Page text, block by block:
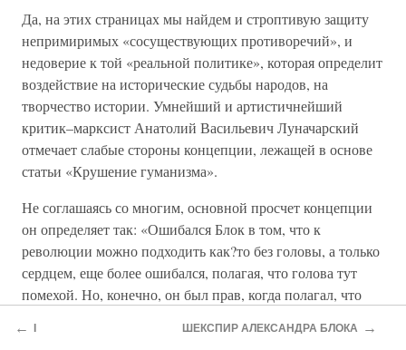
Да, на этих страницах мы найдем и строптивую защиту
непримиримых «сосуществующих противоречий», и
недоверие к той «реальной политике», которая определит
воздействие на исторические судьбы народов, на
творчество истории. Умнейший и артистичнейший
критик–марксист Анатолий Васильевич Луначарский
отмечает слабые стороны концепции, лежащей в основе
статьи «Крушение гуманизма».
Не соглашаясь со многим, основной просчет концепции
он определяет так: «Ошибался Блок в том, что к
революции можно подходить как?то без головы, а только
сердцем, еще более ошибался, полагая, что голова тут
помехой. Но, конечно, он был прав, когда полагал, что
только более или менее понимает ее умом, но кто видит в
← I ШЕКСПИР АЛЕКСАНДРА БЛОКА →